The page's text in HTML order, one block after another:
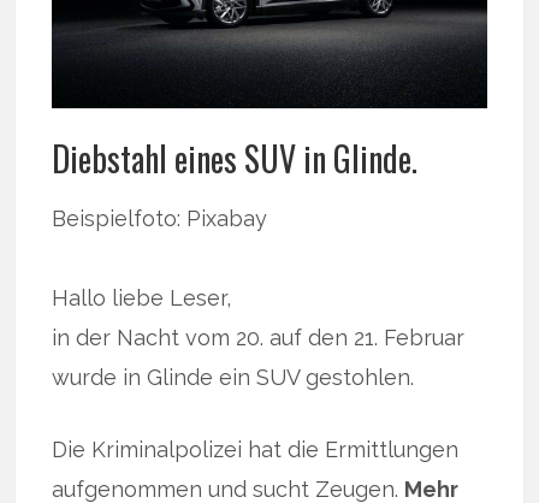
Diebstahl eines SUV in Glinde.
Beispielfoto: Pixabay
Hallo liebe Leser,
in der Nacht vom 20. auf den 21. Februar
wurde in Glinde ein SUV gestohlen.
Die Kriminalpolizei hat die Ermittlungen
aufgenommen und sucht Zeugen. Mehr